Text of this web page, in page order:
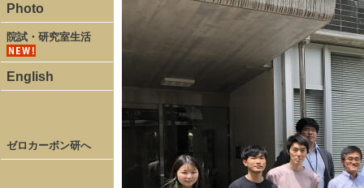
Photo
院試・研究室生活
English
ゼロカーボン研へ